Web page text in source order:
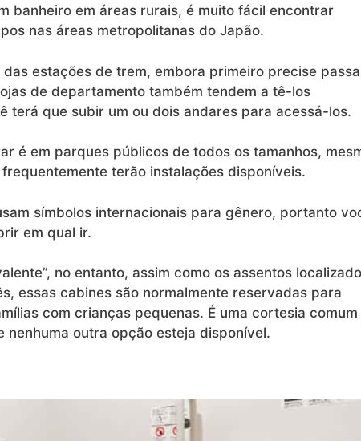
banheiro em áreas rurais, é muito fácil encontrar
nas áreas metropolitanas do Japão.
estações de trem, embora primeiro precise
de departamento também tendem a tê-los
terá que subir um ou dois andares para acessá-los.
é em parques públicos de todos os tamanhos,
terão instalações disponíveis.
símbolos internacionais para gênero, portanto
em qual ir.
no entanto, assim como os assentos
essas cabines são normalmente reservadas para
com crianças pequenas. É uma cortesia comum
nenhuma outra opção esteja disponível.